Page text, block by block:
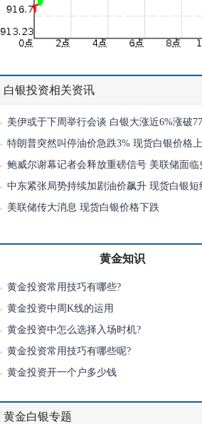
白银投资相关资讯
美伊或于下周举行会谈 白银大涨近6%涨破
特朗普突然叫停油价急跌3% 现货白银价格
鲍威尔谢幕记者会释放重磅信号 美联储面临
压力
中东紧张局势持续加剧油价飙升 现货白银短
美联储传大消息 现货白银价格下跌
黄金知识
黄金投资常用技巧有哪些?
黄金投资中周K线的运用
黄金投资中怎么选择入场时机?
黄金投资常用技巧有哪些呢?
黄金投资开一个户多少钱
黄金白银专题